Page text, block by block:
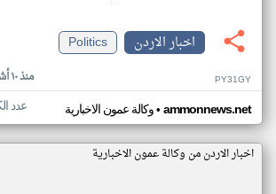
اخبار الاردن
Politics
منذ ١٠ أشهر PY31GY
وكالة عمون الاخبارية• ammonnews.net عدد
اخبار الاردن من وكالة عمون الاخبارية